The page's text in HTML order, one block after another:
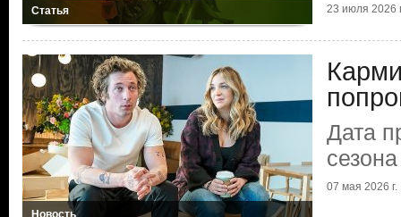
Статья 23 июля 2026
Новость
Дата
07 мая 2026 г.